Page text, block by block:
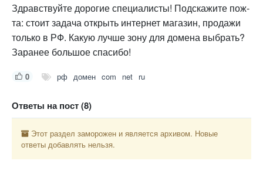
Здравствуйте дорогие специалисты! Подскажите пож-
та: стоит задача открыть интернет магазин, продажи
только в РФ. Какую лучше зону для домена выбрать?
Заранее большое спасибо!
0 рф домен com net ru
Ответы на пост (8)
Этот раздел заморожен и является архивом. Новые
ответы добавлять нельзя.